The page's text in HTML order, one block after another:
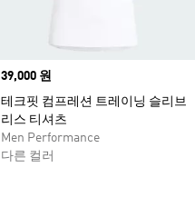
Price
39,000 원
테크핏 컴프레션 트레이닝 슬리브
리스 티셔츠
Men Performance
다른 컬러